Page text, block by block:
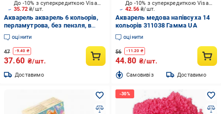
35.72₴/шт.
До -10% з суперкредиткою Visa Вигода
Акварель акварель 6 кольорів,
перламутрова, без пензля, в
пластику 400108 Гамма UA
оцінити
47 -9.40 ₴
37.60 ₴/шт.
Доставимо
42.56₴/шт.
До -10% з суперкредиткою Visa Вигода
Акварель медова напівсуха 14
кольорів 311038 Гамма UA
оцінити
56 -11.20 ₴
44.80 ₴/шт.
Cамовивіз Доставимо